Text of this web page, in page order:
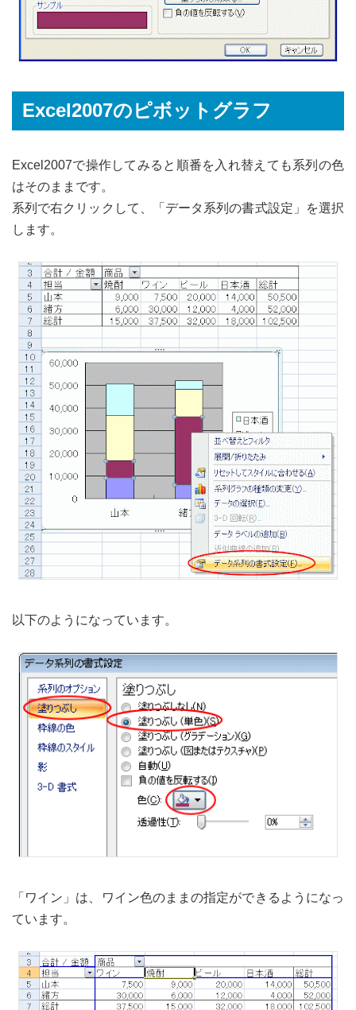
Excel2007のピボットグラフ
Excel2007で操作してみると順番を入れ替えても系列の色
はそのままです。
系列で右クリックして、「データ系列の書式設定」を選択
します。
以下のようになっています。
「ワイン」は、ワイン色のままの指定ができるようになっ
ています。